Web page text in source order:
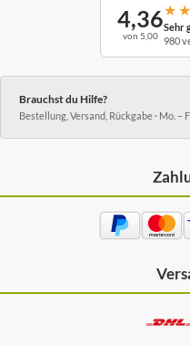
4,36
von 5,00
★ ★
Sehr
980
Brauchst du Hilfe?
Bestellung, Versand, Rückgabe · Mo. –